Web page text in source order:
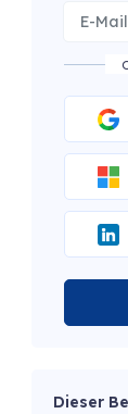
Dieser